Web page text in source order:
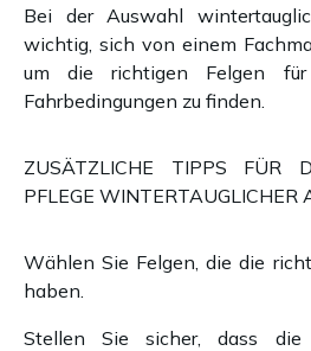
Bei der Auswahl
wichtig, sich von einem
um die richtigen Felgen
Fahrbedingungen zu finden.
ZUSÄTZLICHE TIPPS FÜR
PFLEGE WINTERTAUGLICHER
Wählen Sie Felgen, die die
haben.
Stellen Sie sicher, dass die